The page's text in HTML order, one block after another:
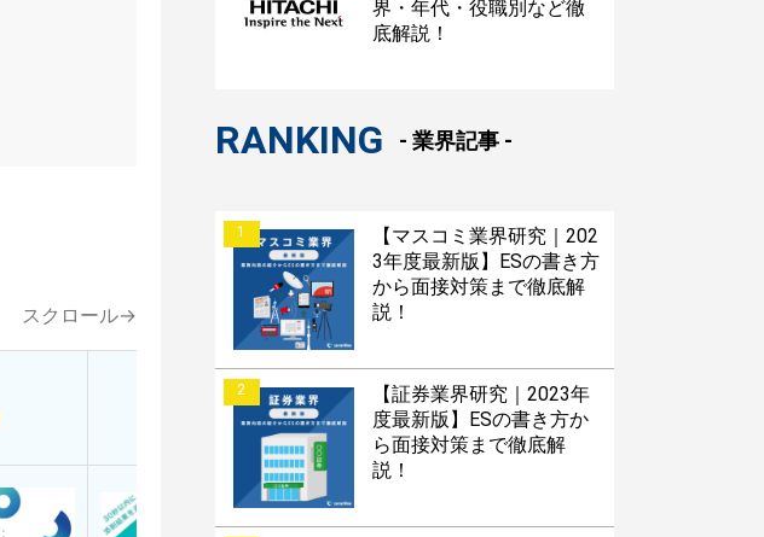
スクロール→
今すぐESを
添削してほしい！
界・年代・役職別など徹
底解説！
RANKING - 業界記事 -
1
【マスコミ業界研究｜202
3年度最新版】ESの書き方
から面接対策まで徹底解
説！
2
【証券業界研究｜2023年
度最新版】ESの書き方か
ら面接対策まで徹底解
説！